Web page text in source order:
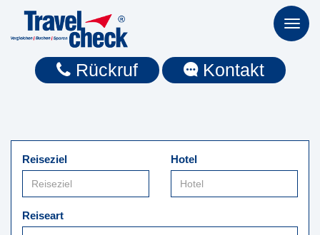
Toggle
Rückruf Kontakt
Reiseziel Hotel
Reiseart